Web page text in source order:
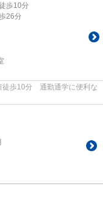
歩10分
26分
歩10分 通勤通学に便利な